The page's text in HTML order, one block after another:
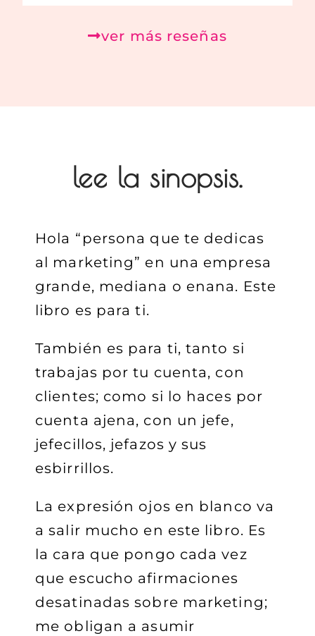
ver más reseñas
lee la sinopsis.
Hola “persona que te dedicas
al marketing” en una empresa
grande, mediana o enana. Este
libro es para ti.
También es para ti, tanto si
trabajas por tu cuenta, con
clientes; como si lo haces por
cuenta ajena, con un jefe,
jefecillos, jefazos y sus
esbirrillos.
La expresión ojos en blanco va
a salir mucho en este libro. Es
la cara que pongo cada vez
que escucho afirmaciones
desatinadas sobre marketing;
me obligan a asumir